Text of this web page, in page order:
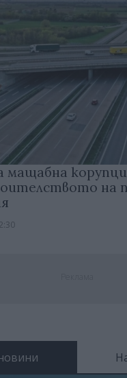
мащабна
на